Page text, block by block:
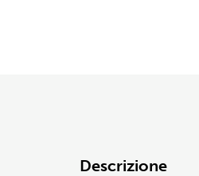
Descrizione